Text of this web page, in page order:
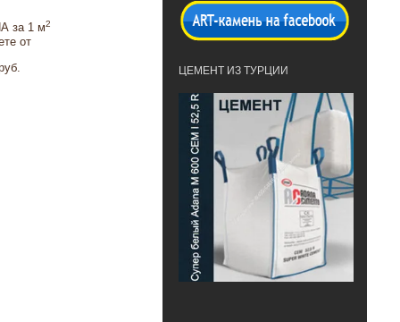
за 1 м2
от
ЦЕМЕНТ ИЗ ТУРЦИИ